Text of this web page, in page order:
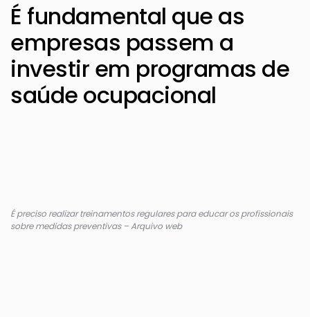
É fundamental que as
empresas passem a
investir em programas de
saúde ocupacional
É preciso realizar treinamentos regulares para educar os profissionais
sobre medidas preventivas – Arquivo web